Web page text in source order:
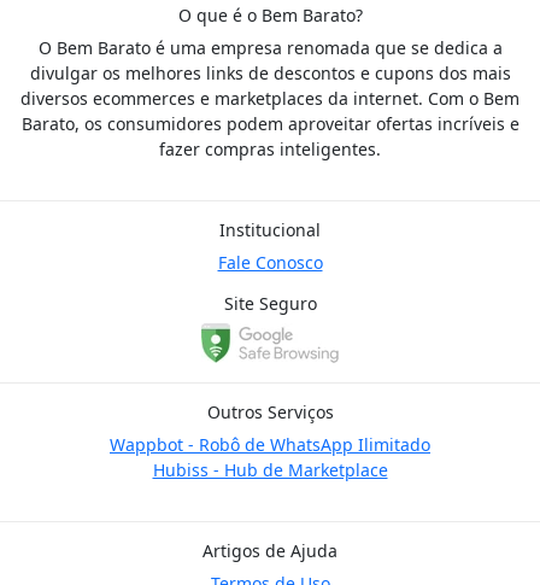
O que é o Bem Barato?
O Bem Barato é uma empresa renomada que se dedica a
divulgar os melhores links de descontos e cupons dos mais
diversos ecommerces e marketplaces da internet. Com o Bem
Barato, os consumidores podem aproveitar ofertas incríveis e
fazer compras inteligentes.
Institucional
Fale Conosco
Site Seguro
Outros Serviços
Wappbot - Robô de WhatsApp Ilimitado
Hubiss - Hub de Marketplace
Artigos de Ajuda